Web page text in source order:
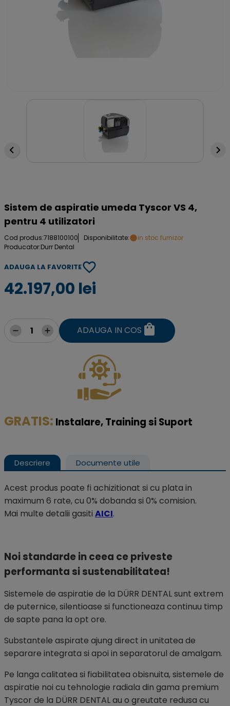
Sistem de aspiratie umeda Tyscor VS 4,
pentru 4 utilizatori
Cod produs:7188100100 Disponibilitate:
in stoc furnizor
Producator:Durr Dental
ADAUGA LA FAVORITE
42.197,00 lei
ADAUGA IN COS
GRATIS: Instalare, Training si Suport
Descriere Documente utile
Acest produs poate fi achizitionat si cu plata in
maximum 6 rate, cu 0% dobanda si 0% comision.
Mai multe detalii gasiti AICI.
Noi standarde in ceea ce priveste
performanta si sustenabilitatea!
Sistemele de aspiratie de la DÜRR DENTAL sunt extrem
de puternice, silentioase si functioneaza continuu timp
de sapte pana la opt ore.
Substantele aspirate ajung direct in unitatea de
separare integrata si apoi in separatorul de amalgam.
Pe langa calitatea si fiabilitatea obisnuita, sistemele de
aspiratie noi cu tehnologie radiala din gama premium
Tyscor de la DÜRR DENTAL au o greutate redusa cu